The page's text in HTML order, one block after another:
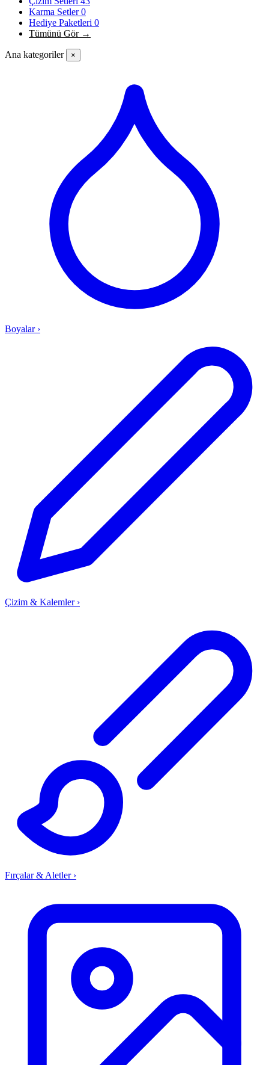
Karma Setler0
Hediye Paketleri 0
Tümünü Gör →
Ana kategoriler ×
Boyalar ›
Çizim & Kalemler ›
Fırçalar & Aletler ›